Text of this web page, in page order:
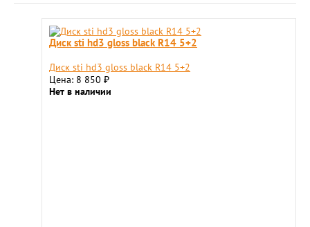
Диск sti hd3 gloss black R14 5+2
Диск sti hd3 gloss black R14 5+2
Цена: 8 850 ₽
Нет в наличии